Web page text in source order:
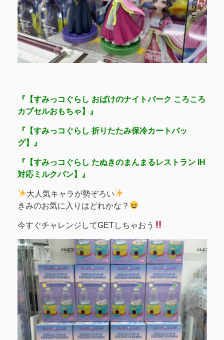
『【すみっコぐらし おばけのナイトパーク ころころ
カプセルおもちゃ】』
『【すみっコぐらし 折りたたみ保冷カートバッ
グ】』
『【すみっコぐらし たぬきのまんまるレストラン IH
対応ミルクパン】』
大人気キャラが勢ぞろい
きみのお気に入りはどれかな？
今すぐチャレンジしてGETしちゃおう